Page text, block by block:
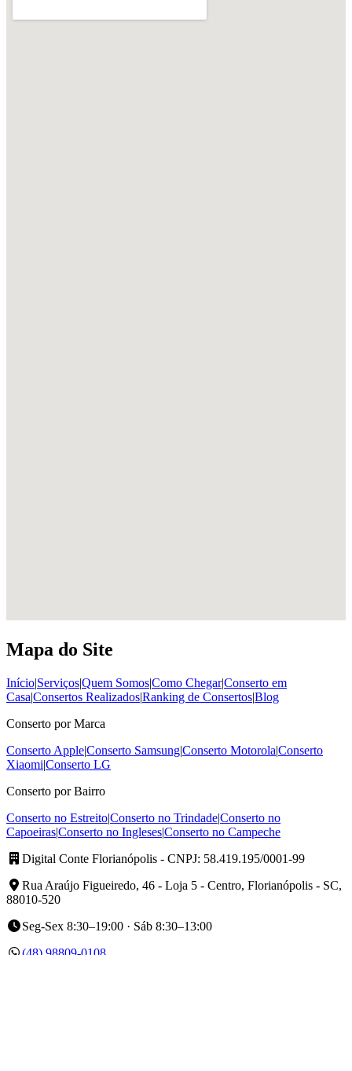
Mapa do Site
Início|Serviços|Quem Somos|Como Chegar|Conserto em
Casa|Consertos Realizados|Ranking de Consertos|Blog
Conserto por Marca
Conserto Apple|Conserto Samsung|Conserto Motorola|Conserto
Xiaomi|Conserto LG
Conserto por Bairro
Conserto no Estreito|Conserto no Trindade|Conserto no
Capoeiras|Conserto no Ingleses|Conserto no Campeche
Digital Conte Florianópolis - CNPJ: 58.419.195/0001-99
Rua Araújo Figueiredo, 46 - Loja 5 - Centro, Florianópolis - SC,
88010-520
Seg-Sex 8:30–19:00 · Sáb 8:30–13:00
(48) 98809-0108